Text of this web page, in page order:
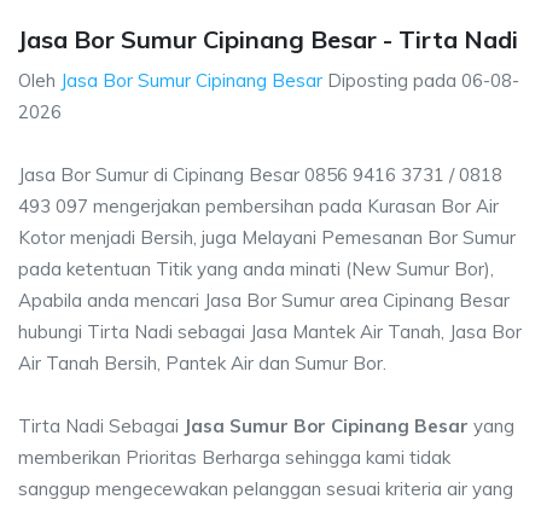
Jasa Bor Sumur Cipinang Besar - Tirta Nadi
Oleh Jasa Bor Sumur Cipinang Besar Diposting pada 06-08-
2026
Jasa Bor Sumur di Cipinang Besar 0856 9416 3731 / 0818
493 097 mengerjakan pembersihan pada Kurasan Bor Air
Kotor menjadi Bersih, juga Melayani Pemesanan Bor Sumur
pada ketentuan Titik yang anda minati (New Sumur Bor),
Apabila anda mencari Jasa Bor Sumur area Cipinang Besar
hubungi Tirta Nadi sebagai Jasa Mantek Air Tanah, Jasa Bor
Air Tanah Bersih, Pantek Air dan Sumur Bor.
Tirta Nadi Sebagai Jasa Sumur Bor Cipinang Besar yang
memberikan Prioritas Berharga sehingga kami tidak
sanggup mengecewakan pelanggan sesuai kriteria air yang